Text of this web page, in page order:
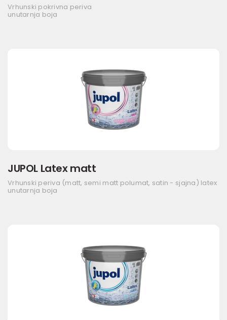
Vrhunski pokrivna periva
unutarnja boja
JUPOL Latex matt
Vrhunski periva (matt, semi matt polumat, satin - sjajna) latex
unutarnja boja